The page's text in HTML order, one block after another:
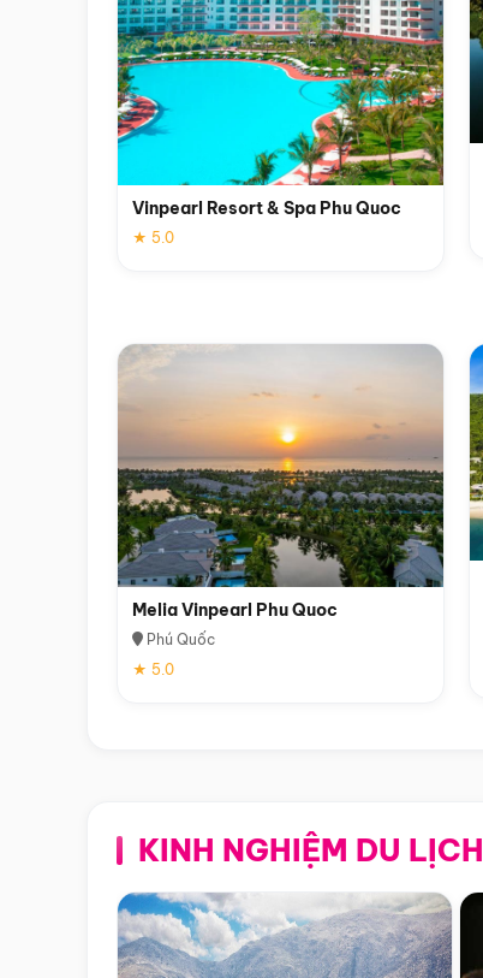
Vinpearl Resort & Spa Phu Quoc
★ 5.0
Melia Vinpearl Phu Quoc
Phú Quốc
★ 5.0
KINH NGHIỆM DU LỊCH